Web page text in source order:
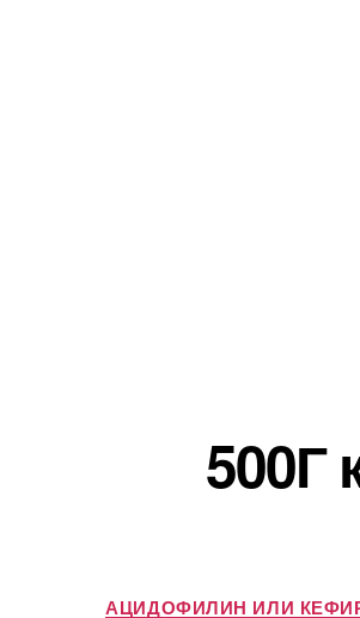
500Г
АЦИДОФИЛИН ИЛИ